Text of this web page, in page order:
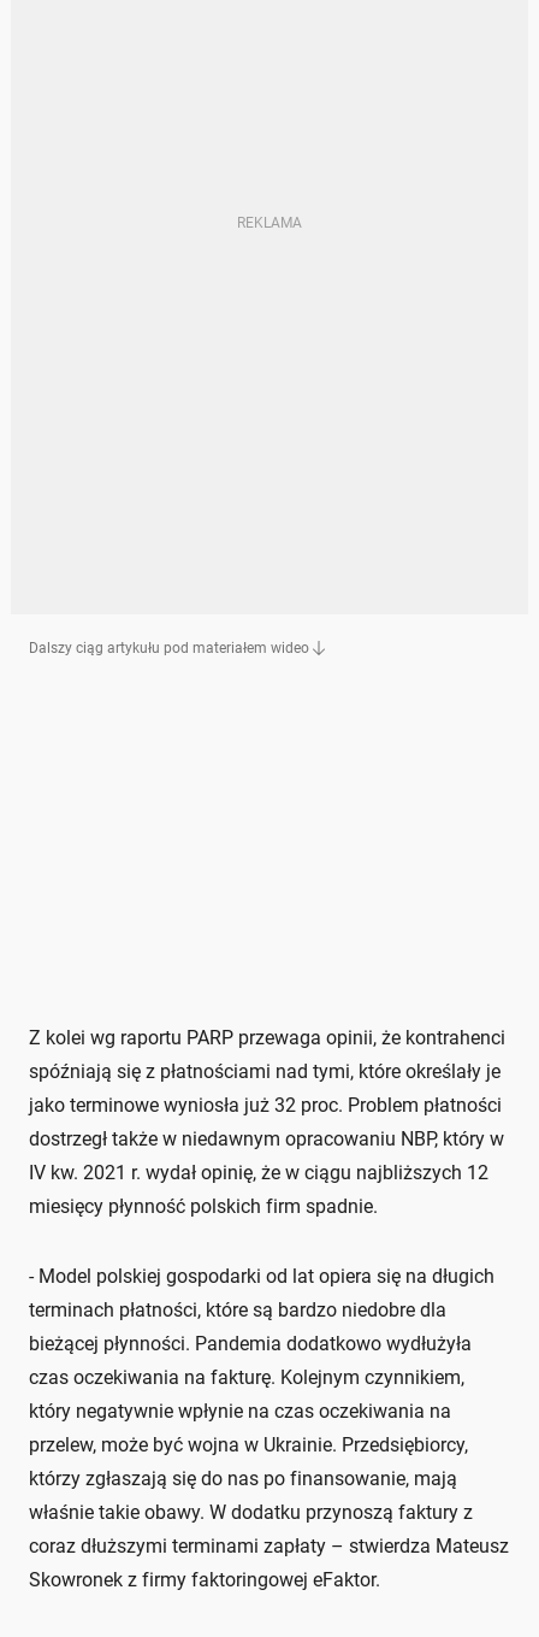
Dalszy ciąg artykułu pod materiałem wideo
Z kolei wg raportu PARP przewaga opinii, że kontrahenci
spóźniają się z płatnościami nad tymi, które określały je
jako terminowe wyniosła już 32 proc. Problem płatności
dostrzegł także w niedawnym opracowaniu NBP, który w
IV kw. 2021 r. wydał opinię, że w ciągu najbliższych 12
miesięcy płynność polskich firm spadnie.
- Model polskiej gospodarki od lat opiera się na długich
terminach płatności, które są bardzo niedobre dla
bieżącej płynności. Pandemia dodatkowo wydłużyła
czas oczekiwania na fakturę. Kolejnym czynnikiem,
który negatywnie wpłynie na czas oczekiwania na
przelew, może być wojna w Ukrainie. Przedsiębiorcy,
którzy zgłaszają się do nas po finansowanie, mają
właśnie takie obawy. W dodatku przynoszą faktury z
coraz dłuższymi terminami zapłaty – stwierdza Mateusz
Skowronek z firmy faktoringowej eFaktor.